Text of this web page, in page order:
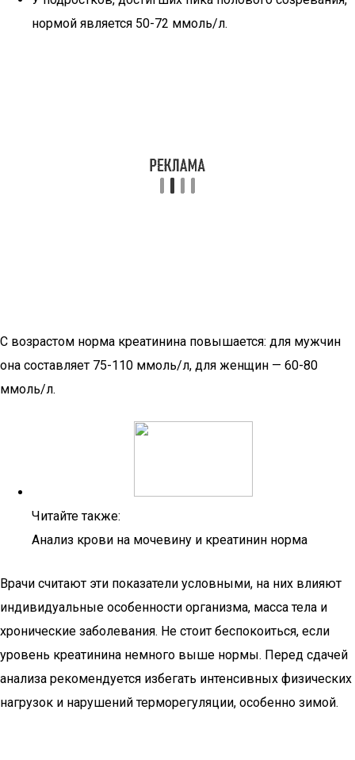
нормой является 50-72 ммоль/л.
С возрастом норма креатинина повышается: для мужчин
она составляет 75-110 ммоль/л, для женщин — 60-80
ммоль/л.
Читайте также:
Анализ крови на мочевину и креатинин норма
Врачи считают эти показатели условными, на них влияют
индивидуальные особенности организма, масса тела и
хронические заболевания. Не стоит беспокоиться, если
уровень креатинина немного выше нормы. Перед сдачей
анализа рекомендуется избегать интенсивных физических
нагрузок и нарушений терморегуляции, особенно зимой.